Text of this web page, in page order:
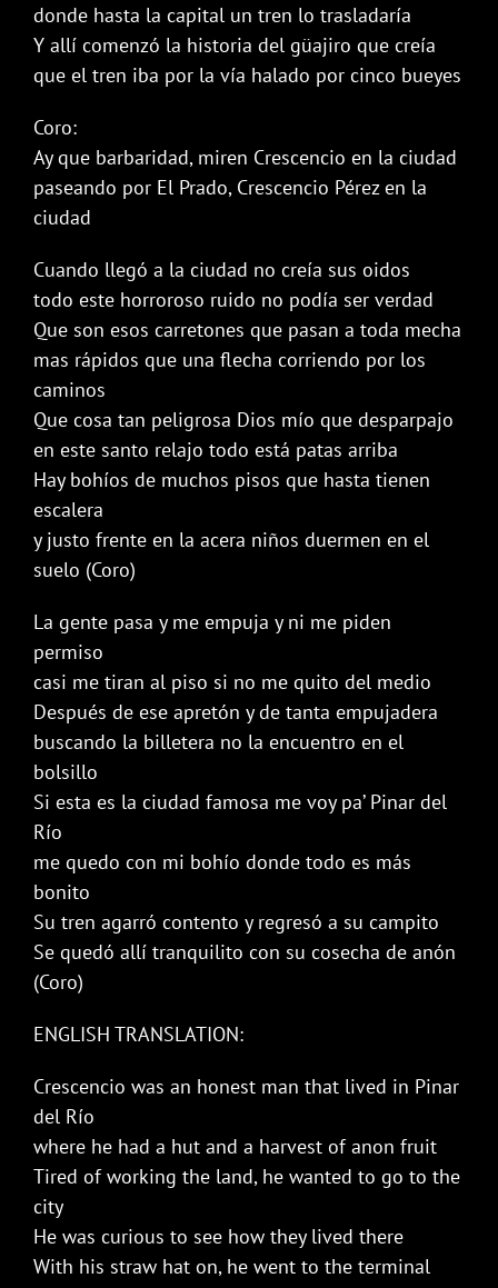
donde hasta la capital un tren lo trasladaría
Y allí comenzó la historia del güajiro que creía
que el tren iba por la vía halado por cinco bueyes
Coro:
Ay que barbaridad, miren Crescencio en la ciudad
paseando por El Prado, Crescencio Pérez en la
ciudad
Cuando llegó a la ciudad no creía sus oidos
todo este horroroso ruido no podía ser verdad
Que son esos carretones que pasan a toda mecha
mas rápidos que una flecha corriendo por los
caminos
Que cosa tan peligrosa Dios mío que desparpajo
en este santo relajo todo está patas arriba
Hay bohíos de muchos pisos que hasta tienen
escalera
y justo frente en la acera niños duermen en el
suelo (Coro)
La gente pasa y me empuja y ni me piden
permiso
casi me tiran al piso si no me quito del medio
Después de ese apretón y de tanta empujadera
buscando la billetera no la encuentro en el
bolsillo
Si esta es la ciudad famosa me voy pa’ Pinar del
Río
me quedo con mi bohío donde todo es más
bonito
Su tren agarró contento y regresó a su campito
Se quedó allí tranquilito con su cosecha de anón
(Coro)
ENGLISH TRANSLATION:
Crescencio was an honest man that lived in Pinar
del Río
where he had a hut and a harvest of anon fruit
Tired of working the land, he wanted to go to the
city
He was curious to see how they lived there
With his straw hat on, he went to the terminal